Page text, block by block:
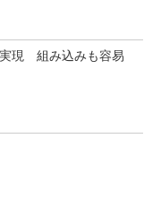
現 組み込みも容易